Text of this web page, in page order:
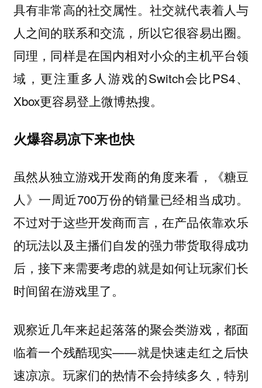
具有非常高的社交属性。社交就代表着人与
人之间的联系和交流，所以它很容易出圈。
同理，同样是在国内相对小众的主机平台领
域，更注重多人游戏的Switch会比PS4、
Xbox更容易登上微博热搜。
火爆容易凉下来也快
虽然从独立游戏开发商的角度来看，《糖豆
人》一周近700万份的销量已经相当成功。
不过对于这些开发商而言，在产品依靠欢乐
的玩法以及主播们自发的强力带货取得成功
后，接下来需要考虑的就是如何让玩家们长
时间留在游戏里了。
观察近几年来起起落落的聚会类游戏，都面
临着一个残酷现实——就是快速走红之后快
速凉凉。玩家们的热情不会持续多久，特别